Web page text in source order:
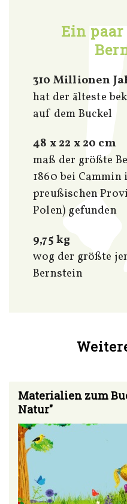
Ein
310 Millionen
hat der älteste
auf dem Buckel
48 x 22 x 20 cm
maß der größte
1860 bei
preußischen
Polen) gefunden
9,75 kg
wog der größte
Bernstein
Materialien zum
Natur"